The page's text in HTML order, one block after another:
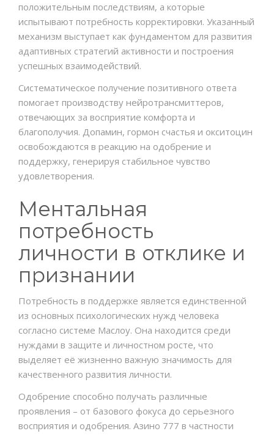
положительным последствиям, а которые
испытывают потребность корректировки. Указанный
механизм выступает как фундаментом для развития
адаптивных стратегий активности и построения
успешных взаимодействий.
Систематическое получение позитивного ответа
помогает производству нейротрансмиттеров,
отвечающих за восприятие комфорта и
благополучия. Допамин, гормон счастья и окситоцин
освобождаются в реакцию на одобрение и
поддержку, генерируя стабильное чувство
удовлетворения.
Ментальная
потребность
личности в отклике и
признании
Потребность в поддержке является единственной
из основных психологических нужд человека
согласно системе Маслоу. Она находится среди
нуждами в защите и личностном росте, что
выделяет её жизненно важную значимость для
качественного развития личности.
Одобрение способно получать различные
проявления – от базового фокуса до серьезного
восприятия и одобрения. Азино 777 в частности